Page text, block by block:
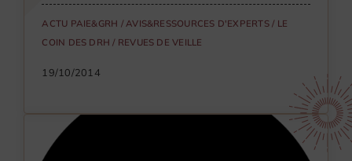
ACTU PAIE&GRH / AVIS&RESSOURCES D'EXPERTS/ LE
COIN DES DRH / REVUES DE VEILLE
19/10/2014